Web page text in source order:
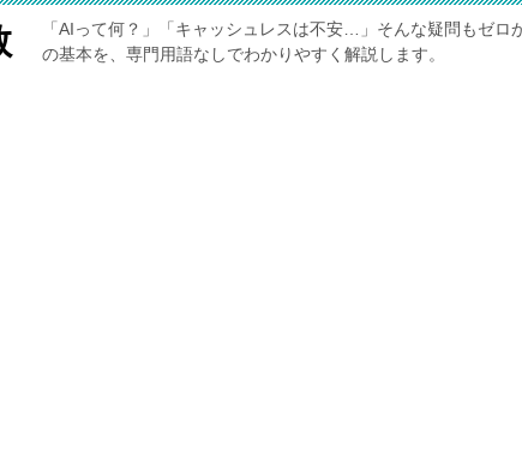
「AIって何？」「キャッシュレスは不安…」そんな疑問もゼロ
の基本を、専門用語なしでわかりやすく解説します。